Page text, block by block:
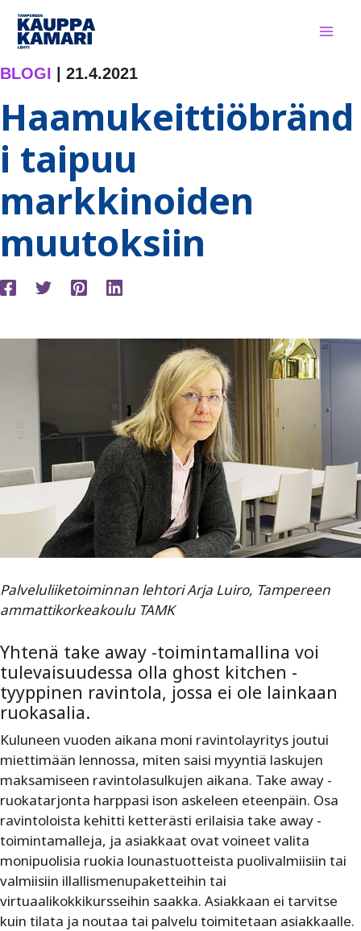
Siirry
sisältöön
BLOGI 21.4.2021
Haamukeittiöbränd
i taipuu
markkinoiden
muutoksiin
Palveluliiketoiminnan lehtori Arja Luiro, Tampereen
ammattikorkeakoulu TAMK
Yhtenä take away -toimintamallina voi
tulevaisuudessa olla ghost kitchen -
tyyppinen ravintola, jossa ei ole lainkaan
ruokasalia.
Kuluneen vuoden aikana moni ravintolayritys joutui
miettimään lennossa, miten saisi myyntiä laskujen
maksamiseen ravintolasulkujen aikana. Take away -
ruokatarjonta harppasi ison askeleen eteenpäin. Osa
ravintoloista kehitti ketterästi erilaisia take away -
toimintamalleja, ja asiakkaat ovat voineet valita
monipuolisia ruokia lounastuotteista puolivalmiisiin tai
valmiisiin illallismenupaketteihin tai
virtuaalikokkikursseihin saakka. Asiakkaan ei tarvitse
kuin tilata ja noutaa tai palvelu toimitetaan asiakkaalle.